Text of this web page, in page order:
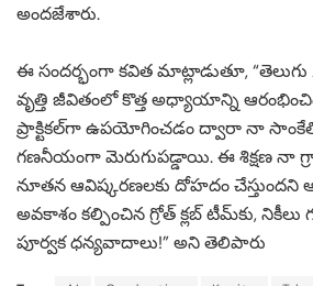
అందజేశారు.
ఈ సందర్భంగా కవిత మాట్లాడుతూ,
వృత్తి జీవితంలో కొత్త అధ్యాయాన్ని
ప్రాక్టికల్‌గా ఉపయోగించడం ద్వారా నా
గణనీయంగా మెరుగుపడ్డాయి. ఈ శిక్షణ నా
నూతన ఆవిష్కరణలకు దోహదం చేస్తుందని
అవకాశం కల్పించిన గ్రోత్ క్లబ్ టీమ్‌కు,
పూర్వక ధన్యవాదాలు!” అని తెలిపారు